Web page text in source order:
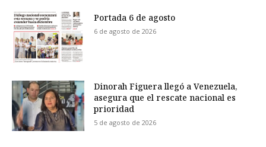
Portada 6 de agosto
6 de agosto de 2026
Dinorah Figuera llegó a Venezuela,
asegura que el rescate nacional es
prioridad
5 de agosto de 2026